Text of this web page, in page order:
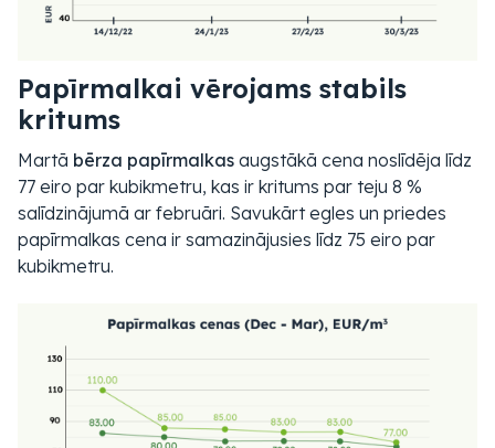
Papīrmalkai vērojams stabils
kritums
Martā bērza papīrmalkas augstākā cena noslīdēja līdz
77 eiro par kubikmetru, kas ir kritums par teju 8 %
salīdzinājumā ar februāri. Savukārt egles un priedes
papīrmalkas cena ir samazinājusies līdz 75 eiro par
kubikmetru.